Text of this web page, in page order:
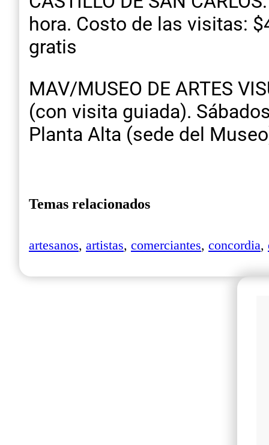
hora. Costo de las visitas:
gratis
MAV/MUSEO DE ARTES
(con visita guiada).
Planta Alta (sede del
Temas relacionados
artesanos, artistas, comerciantes, concordia,